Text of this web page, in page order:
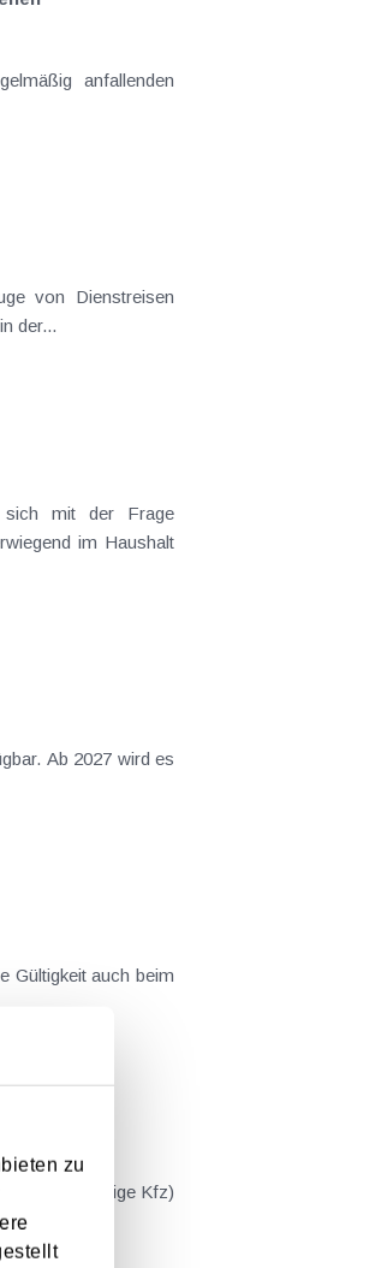
zu
der...
im Haushalt
Ab 2027 wird es
Gültigkeit auch beim
mehrspurige Kfz)